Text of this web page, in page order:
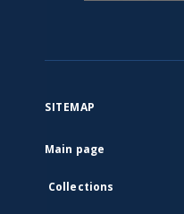
SITEMAP
Main page
Collections